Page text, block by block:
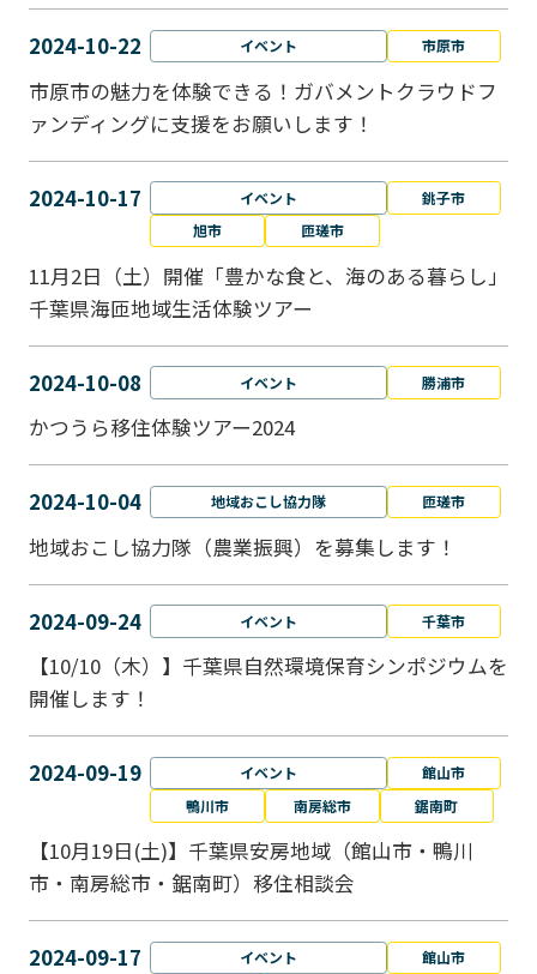
2024-10-22 イベント 市原市
市原市の魅力を体験できる！ガバメントクラウドフ
ァンディングに支援をお願いします！
2024-10-17 イベント
銚子市
旭市
匝瑳市
11月2日（土）開催「豊かな食と、海のある暮らし」
千葉県海匝地域生活体験ツアー
2024-10-08 イベント 勝浦市
かつうら移住体験ツアー2024
2024-10-04 地域おこし協力隊 匝瑳市
地域おこし協⼒隊（農業振興）を募集します！
2024-09-24 イベント 千葉市
【10/10（木）】千葉県自然環境保育シンポジウムを
開催します！
2024-09-19 イベント
館山市
鴨川市
南房総市 鋸南町
【10月19日(土)】千葉県安房地域（館山市・鴨川
市・南房総市・鋸南町）移住相談会
2024-09-17 イベント
館山市